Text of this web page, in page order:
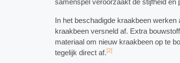
samenspel veroorzaakt de stijfheid en
In het beschadigde kraakbeen
kraakbeen versneld af. Extra
materiaal om nieuw kraakbeen op te
tegelijk direct af.[2]